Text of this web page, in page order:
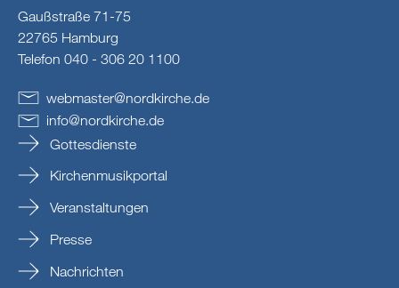
Gaußstraße 71-75
22765 Hamburg
Telefon 040 - 306 20 1100
webmaster@nordkirche.de
info@nordkirche.de
Gottesdienste
Kirchenmusikportal
Veranstaltungen
Presse
Nachrichten